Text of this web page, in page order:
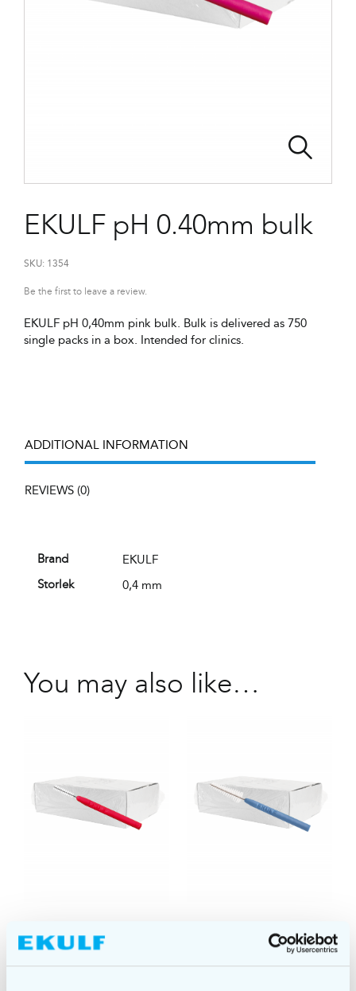
EKULF pH 0.40mm bulk
SKU: 1354
Be the first to leave a review.
EKULF pH 0,40mm pink bulk. Bulk is delivered as 750
single packs in a box. Intended for clinics.
ADDITIONAL INFORMATION
REVIEWS (0)
Brand EKULF
Storlek 0,4 mm
You may also like…
EKULF pH 0,50mm
bulk
EKULF pH 0,80mm
bulk